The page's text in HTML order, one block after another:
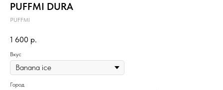
PUFFMI DURA
PUFFMI
1 600 р.
Вкус
Город